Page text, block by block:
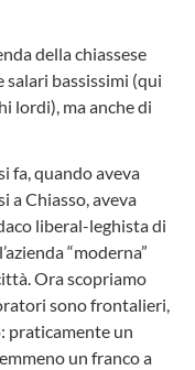
della chiassese
salari bassissimi (qui
lordi), ma anche di
fa, quando aveva
a Chiasso, aveva
liberal-leghista di
“moderna”
Ora scopriamo
sono frontalieri,
praticamente un
un franco a